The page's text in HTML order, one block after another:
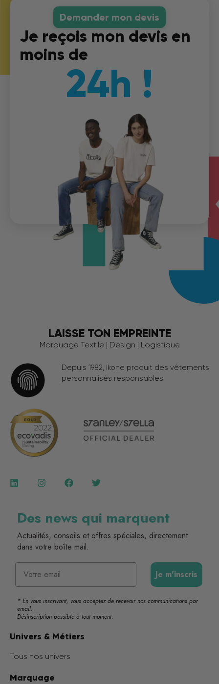
Demander mon devis
24h !
Je reçois mon devis en
moins de
LAISSE TON EMPREINTE
Marquage Textile | Design | Logistique
Depuis 1982, Ikone produit des vêtements
personnalisés responsables.
Des news qui marquent
Actualités, conseils et offres spéciales, directement
dans votre boîte mail.
Je m'inscris
* En vous inscrivant, vous acceptez de recevoir nos communications par
email.
Désinscription possible à tout moment.
Univers & Métiers
Tous nos univers
Marquage